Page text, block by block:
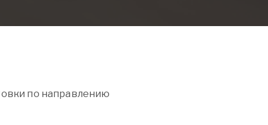
по направлению